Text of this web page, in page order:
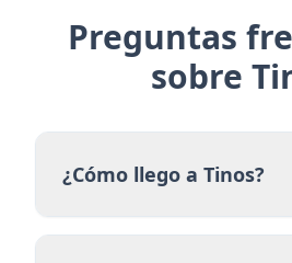
Preguntas
sobre
¿Cómo llego a Tinos?